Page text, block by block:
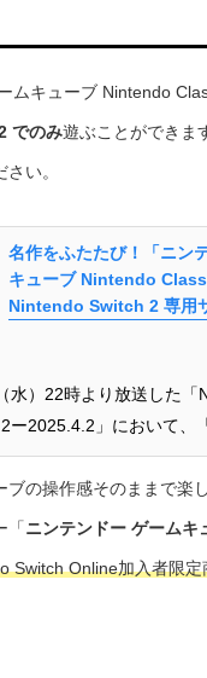
ムキューブ Nintendo
でのみ遊ぶことができま
い。
名作をふたたび！「ニン
キューブ Nintendo
Nintendo Switch 2 専用
水）22時より放送した「
ー2025.4.2」において、
ブの操作感そのままで楽
「ニンテンドー ゲームキ
Switch Online加入者限定